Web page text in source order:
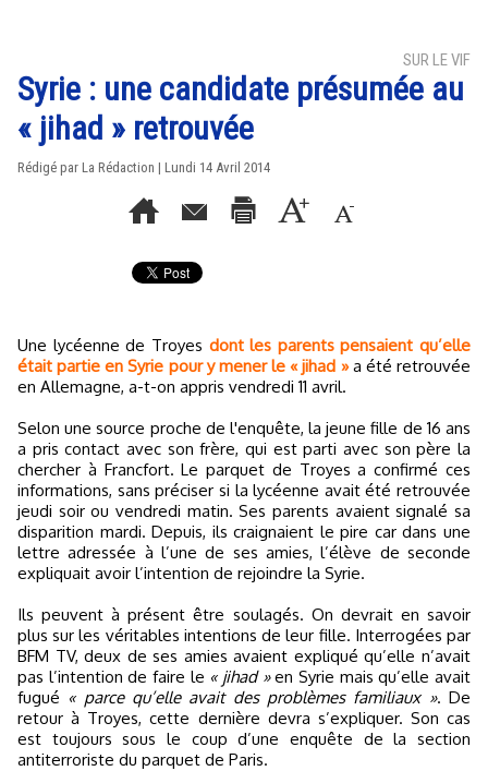
SUR LE VIF
Syrie : une candidate présumée au
« jihad » retrouvée
Rédigé par La Rédaction | Lundi 14 Avril 2014
Une lycéenne de Troyes dont les parents pensaient qu’elle
était partie en Syrie pour y mener le « jihad »a été retrouvée
en Allemagne, a-t-on appris vendredi 11 avril.
Selon une source proche de l'enquête, la jeune fille de 16 ans
a pris contact avec son frère, qui est parti avec son père la
chercher à Francfort. Le parquet de Troyes a confirmé ces
informations, sans préciser si la lycéenne avait été retrouvée
jeudi soir ou vendredi matin. Ses parents avaient signalé sa
disparition mardi. Depuis, ils craignaient le pire car dans une
lettre adressée à l’une de ses amies, l’élève de seconde
expliquait avoir l’intention de rejoindre la Syrie.
Ils peuvent à présent être soulagés. On devrait en savoir
plus sur les véritables intentions de leur fille. Interrogées par
BFM TV, deux de ses amies avaient expliqué qu’elle n’avait
pas l’intention de faire le « jihad »en Syrie mais qu’elle avait
fugué « parce qu’elle avait des problèmes familiaux ». De
retour à Troyes, cette dernière devra s’expliquer. Son cas
est toujours sous le coup d’une enquête de la section
antiterroriste du parquet de Paris.